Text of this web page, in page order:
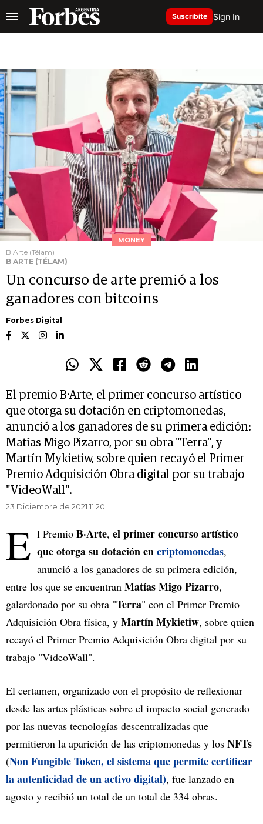
Suscribite Sign In
MONEY
B Arte (Télam)
B ARTE (TÉLAM)
Un concurso de arte premió a los
ganadores con bitcoins
Forbes Digital
El premio B·Arte, el primer concurso artístico
que otorga su dotación en criptomonedas,
anunció a los ganadores de su primera edición:
Matías Migo Pizarro, por su obra "Terra", y
Martín Mykietiw, sobre quien recayó el Primer
Premio Adquisición Obra digital por su trabajo
"VideoWall".
23 Diciembre de 2021 11.20
E l Premio B·Arte, el primer concurso artístico
que otorga su dotación encriptomonedas,
anunció a los ganadores de su primera edición,
entre los que se encuentran Matías Migo Pizarro,
galardonado por su obra "Terra" con el Primer Premio
Adquisición Obra física, y Martín Mykietiw, sobre quien
recayó el Primer Premio Adquisición Obra digital por su
trabajo "VideoWall".
El certamen, organizado con el propósito de reflexionar
desde las artes plásticas sobre el impacto social generado
por las nuevas tecnologías descentralizadas que
permitieron la aparición de las criptomonedas y los NFTs
(Non Fungible Token, el sistema que permite certificar
la autenticidad de un activo digital), fue lanzado en
agosto y recibió un total de un total de 334 obras.